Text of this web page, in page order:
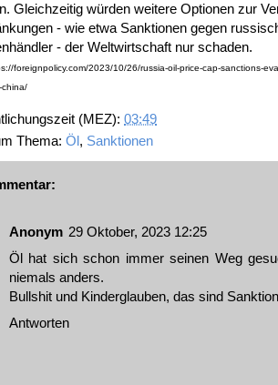
Gleichzeitig würden weitere Optionen zur
- wie etwa Sanktionen gegen
- der Weltwirtschaft nur schaden.
foreignpolicy.com/2023/10/26/russia-oil-price-cap-sanctions-
china/
(MEZ): 03:49
Thema: Öl, Sanktionen
Anonym 29 Oktober, 2023 12:25
Öl hat sich schon immer seinen Weg
niemals anders.
Bullshit und Kinderglauben, das sind
Antworten